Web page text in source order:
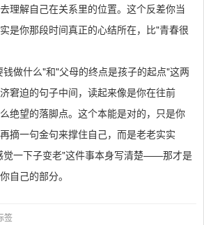
理解自己在关系里的位置。这个反差你当
是你那段时间真正的心结所在，比"青春很
做什么"和"父母的终点是孩子的起点"这两
窘迫的句子中间，读起来像是你在往前
绝望的落脚点。这个本能是对的，只是你
摘一句金句来撑住自己，而是老老实实
觉一下子变老"这件事本身写清楚——那才是
自己的部分。
签